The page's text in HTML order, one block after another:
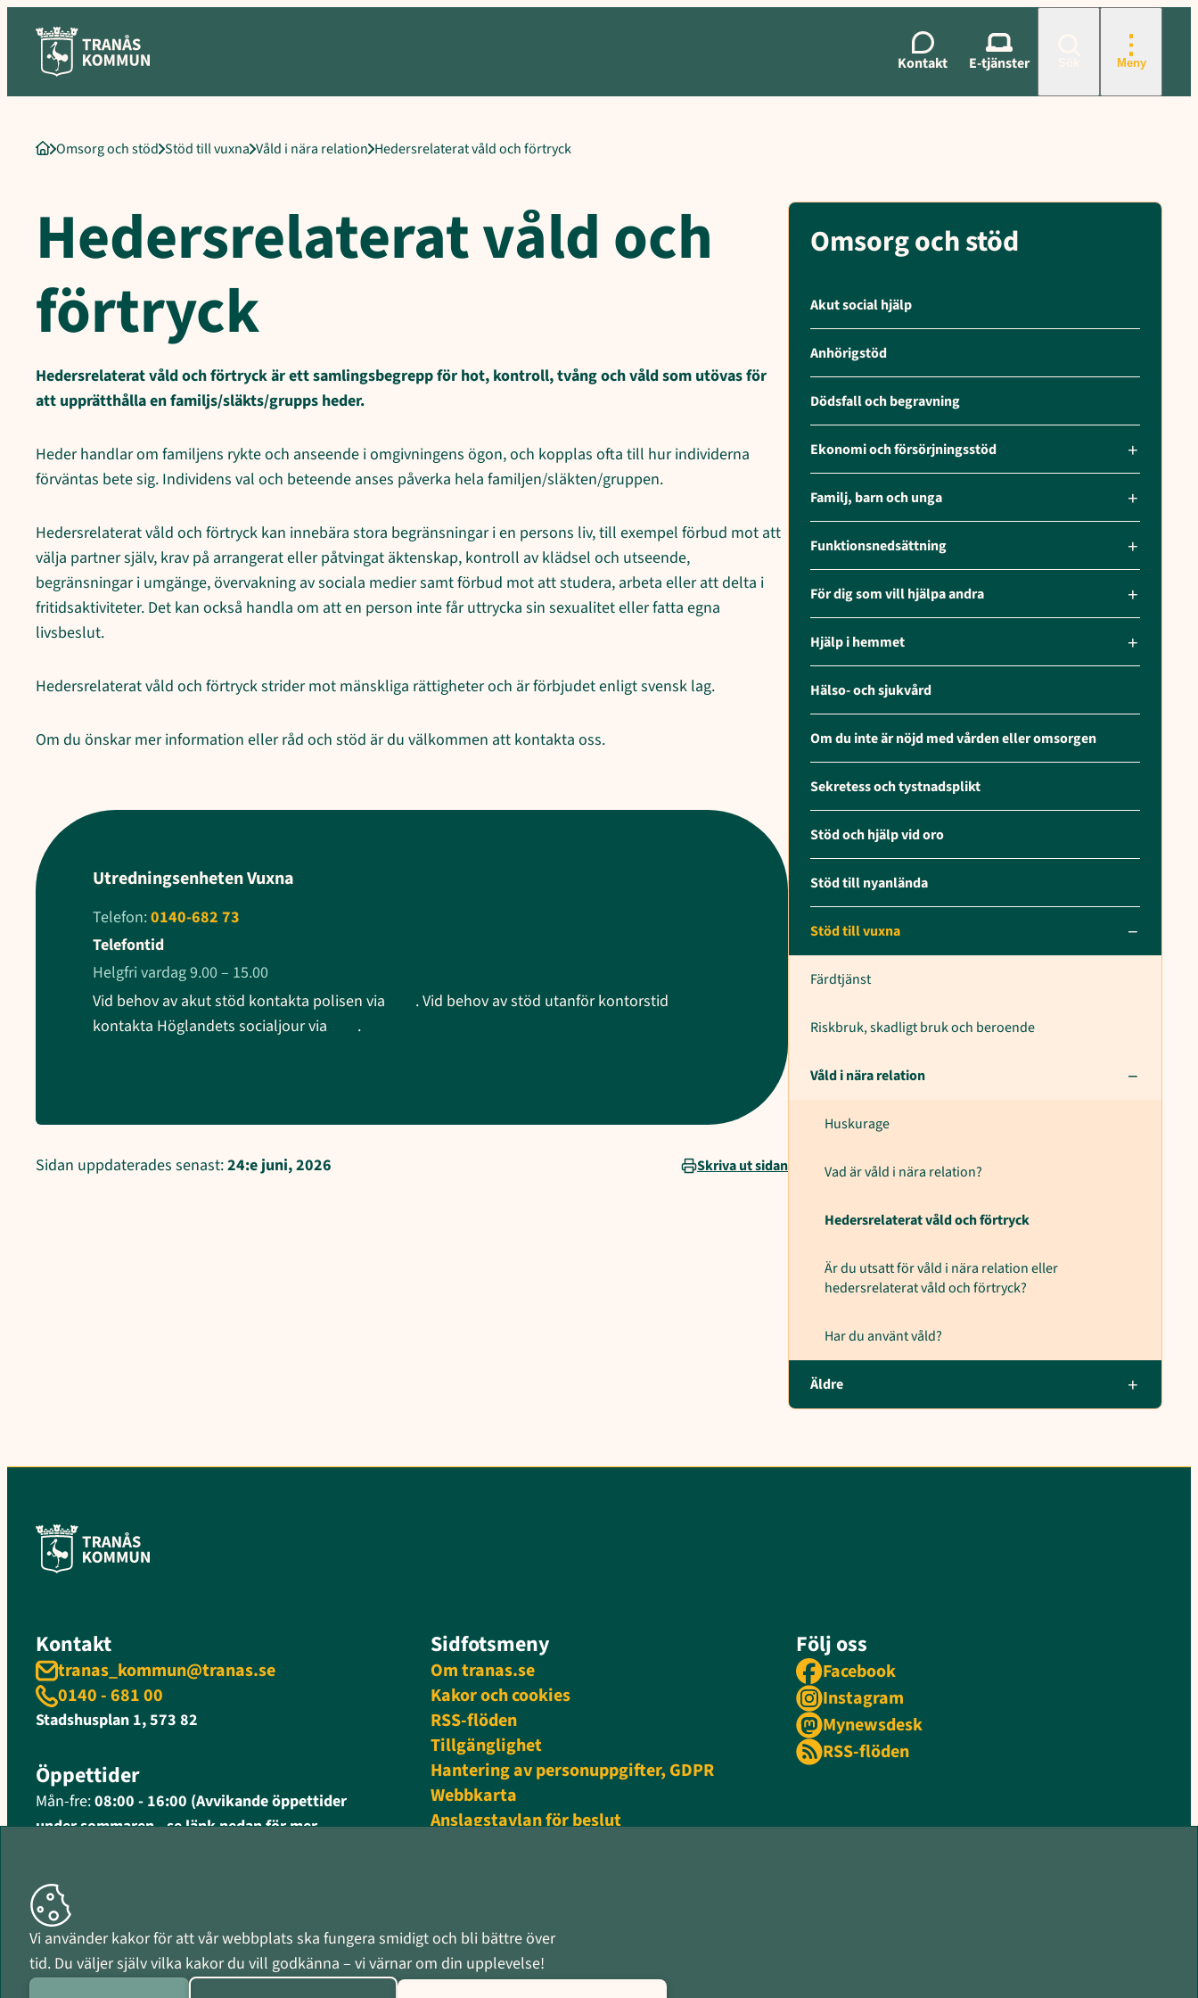
innehåll
Kontakt E-tjänster Meny
Startsida
Omsorg och stöd Stöd till vuxna Våld i nära relation Hedersrelaterat våld och förtryck
Hedersrelaterat våld och
förtryck
Hedersrelaterat våld och förtryck är ett samlingsbegrepp för hot, kontroll, tvång och våld som utövas för
att upprätthålla en familjs/släkts/grupps heder.
Heder handlar om familjens rykte och anseende i omgivningens ögon, och kopplas ofta till hur individerna
förväntas bete sig. Individens val och beteende anses påverka hela familjen/släkten/gruppen.
Hedersrelaterat våld och förtryck kan innebära stora begränsningar i en persons liv, till exempel förbud mot att
välja partner själv, krav på arrangerat eller påtvingat äktenskap, kontroll av klädsel och utseende,
begränsningar i umgänge, övervakning av sociala medier samt förbud mot att studera, arbeta eller att delta i
fritidsaktiviteter. Det kan också handla om att en person inte får uttrycka sin sexualitet eller fatta egna
livsbeslut.
Hedersrelaterat våld och förtryck strider mot mänskliga rättigheter och är förbjudet enligt svensk lag.
Om du önskar mer information eller råd och stöd är du välkommen att kontakta oss.
Utredningsenheten Vuxna
Telefon:0140-682 73
Telefontid
Helgfri vardag 9.00 – 15.00
Vid behov av akut stöd kontakta polisen via
. Vid behov av stöd utanför kontorstid
kontakta Höglandets socialjour via
.
Sidan uppdaterades senast:24:e juni, 2026 Skriva ut sidan
Omsorg och stöd
Akut social hjälp
Anhörigstöd
Dödsfall och begravning
Ekonomi och försörjningsstöd
Familj, barn och unga
Funktionsnedsättning
För dig som vill hjälpa andra
Hjälp i hemmet
Hälso- och sjukvård
Om du inte är nöjd med vården eller omsorgen
Sekretess och tystnadsplikt
Stöd och hjälp vid oro
Stöd till nyanlända
Stöd till vuxna
Färdtjänst
Riskbruk, skadligt bruk och beroende
Våld i nära relation
Huskurage
Vad är våld i nära relation?
Hedersrelaterat våld och förtryck
Är du utsatt för våld i nära relation eller
hedersrelaterat våld och förtryck?
Har du använt våld?
Äldre
Kontakt
tranas_kommun@tranas.se
0140 - 681 00
Stadshusplan 1, 573 82
Öppettider
Mån-fre:08:00 - 16:00 (Avvikande öppettider
under sommaren - se länk nedan för mer
Organisationsnummer
212000-0597
Sidfotsmeny
Om tranas.se
Kakor och cookies
RSS-flöden
Tillgänglighet
Hantering av personuppgifter, GDPR
Webbkarta
Anslagstavlan för beslut
Följ oss
Facebook
Instagram
Mynewsdesk
RSS-flöden
Vi använder kakor för att vår webbplats ska fungera smidigt och bli bättre över
tid. Du väljer själv vilka kakor du vill godkänna – vi värnar om din upplevelse!